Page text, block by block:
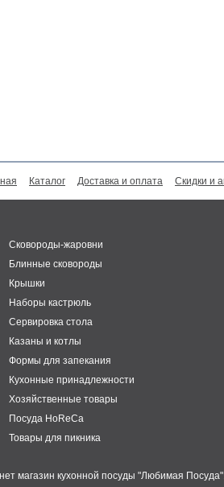
Каталог Доставка и оплата Скидки и
Сковороды-жаровни
Блинные сковороды
Крышки
Наборы кастрюль
Сервировка стола
Казаны и котлы
Формы для запекания
Кухонные принадлежности
Хозяйственные товары
Посуда HoReCa
Товары для пикника
магазин кухонной посуды "Любимая